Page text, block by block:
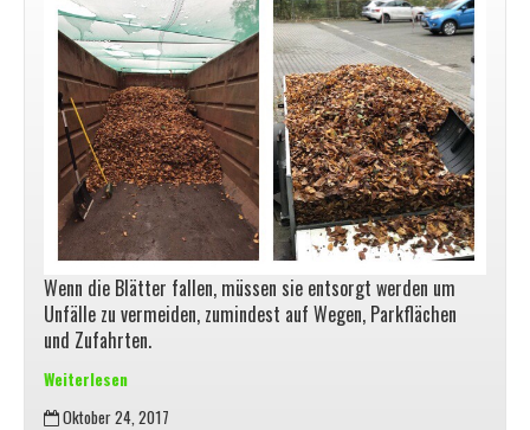
Wenn die Blätter fallen, müssen sie entsorgt werden um
Unfälle zu vermeiden, zumindest auf Wegen, Parkflächen
und Zufahrten.
Weiterlesen
Oktober 24, 2017